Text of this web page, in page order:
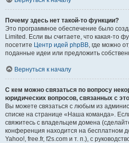
Почему здесь нет такой-то функции?
Это программное обеспечение было
Limited. Если вы считаете, что какая-то
посетите Центр идей phpBB, где можно
поданные идеи или предложить
Вернуться к началу
С кем можно связаться по вопросу
юридических вопросов, связанных с
Вы можете связаться с любым из
списке на странице «Наша команда».
свяжитесь с владельцем домена
конференция находится на бесплатном
Yahoo!, free.fr, f2s.com и т. п.), с